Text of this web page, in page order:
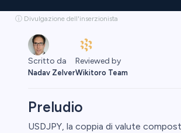
ⓘ Divulgazione dell'inserzionista
Scritto da
Nadav Zelver
Reviewed by
Wikitoro Team
Preludio
USDJPY, la coppia di valute